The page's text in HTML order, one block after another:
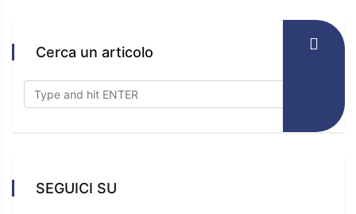
Cerca un articolo
SEGUICI SU